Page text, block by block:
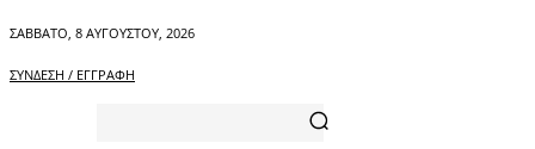
ΣΆΒΒΑΤΟ, 8 ΑΥΓΟΎΣΤΟΥ, 2026
ΣΎΝΔΕΣΗ / ΕΓΓΡΑΦΉ